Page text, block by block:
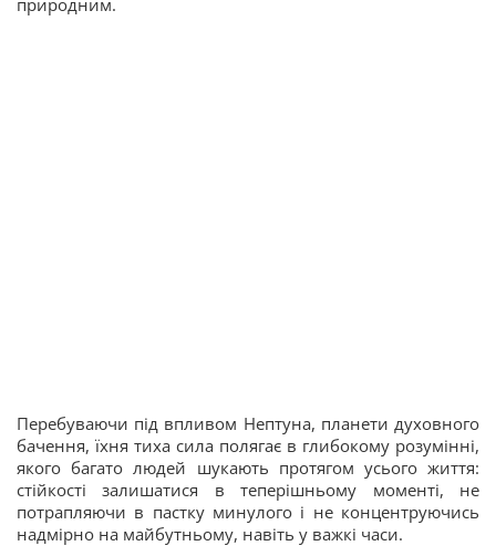
природним.
Перебуваючи під впливом Нептуна, планети духовного
бачення, їхня тиха сила полягає в глибокому розумінні,
якого багато людей шукають протягом усього життя:
стійкості залишатися в теперішньому моменті, не
потрапляючи в пастку минулого і не концентруючись
надмірно на майбутньому, навіть у важкі часи.